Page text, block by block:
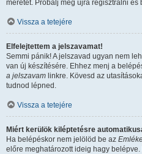
méretét. Próbálj meg újra regisztrálni
Vissza a tetejére
Elfelejtettem a jelszavamat!
Semmi pánik! A jelszavad ugyan nem
van új készítésére. Ehhez menj a
a jelszavam linkre. Kövesd az
tudnod lépned.
Vissza a tetejére
Miért kerülök kiléptetésre
Ha belépéskor nem jelölöd be az
előre meghatározott ideig hagy